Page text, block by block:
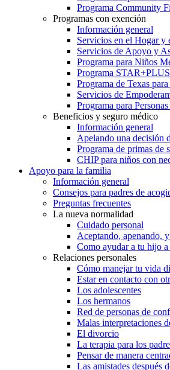
Programa Community
Programas con exención
Información general
Servicios en el Hogar
Servicios de Apoyo y
Programa para Niños
Programa
Programa de Texas
Servicios de
Programa para
Beneficios y seguro médico
Información general
Apelando una decisión
Programa de primas de
CHIP para niños con
Apoyo para la familia
Información general
Consejos para padres de
Preguntas frecuentes
La nueva normalidad
Cuidado personal
Aceptando, apenando,
Como ayudar a tu hijo
Relaciones personales
Cómo manejar tu vida
Estar en contacto con
Los adolescentes
Los hermanos
Red de personas de
Malas interpretaciones
El divorcio
La terapia para los
Pensar de manera
Las amistades después